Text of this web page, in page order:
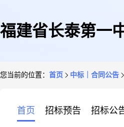
福建省长泰第一
您当前的位置： 首页 中标｜合同公告
首页 招标预告 招标公